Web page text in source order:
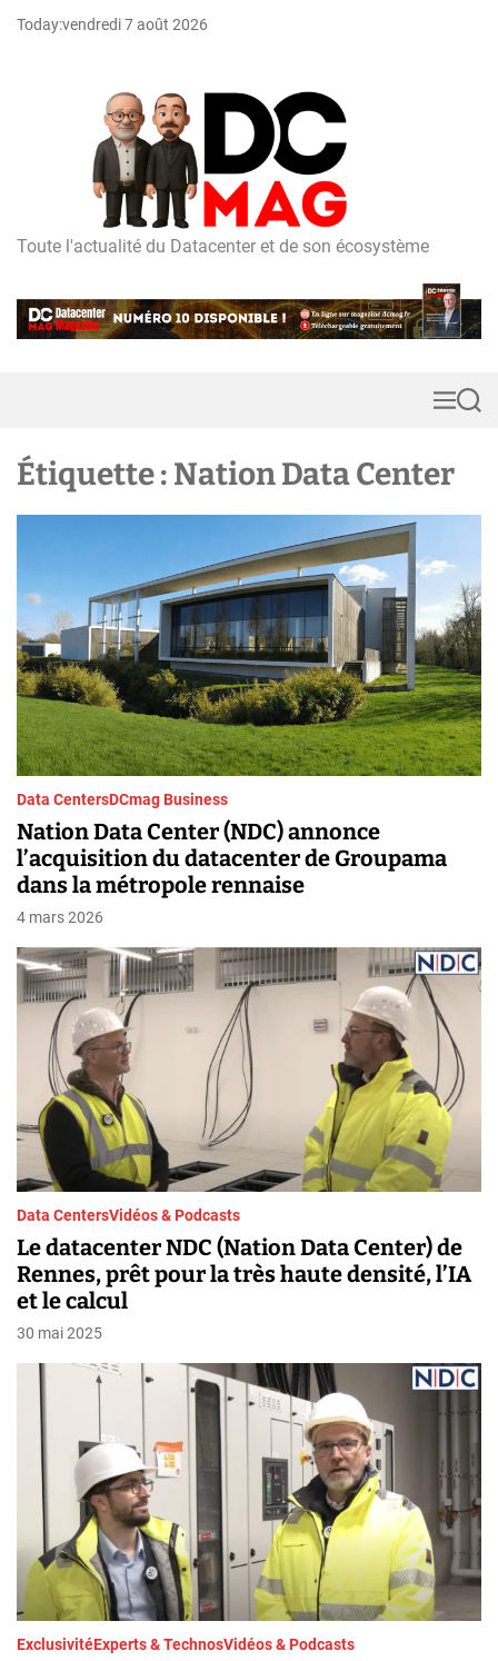
Today:vendredi 7 août 2026
D
m
a
Toute l'actualité du Datacenter et de son écosystème
M
u
S
Étiquette : Nation Data Center
Data CentersDCmag Business
Nation Data Center (NDC) annonce
l’acquisition du datacenter de Groupama
dans la métropole rennaise
4 mars 2026
Data CentersVidéos & Podcasts
Le datacenter NDC (Nation Data Center) de
Rennes, prêt pour la très haute densité, l’IA
et le calcul
30 mai 2025
ExclusivitéExperts & TechnosVidéos & Podcasts